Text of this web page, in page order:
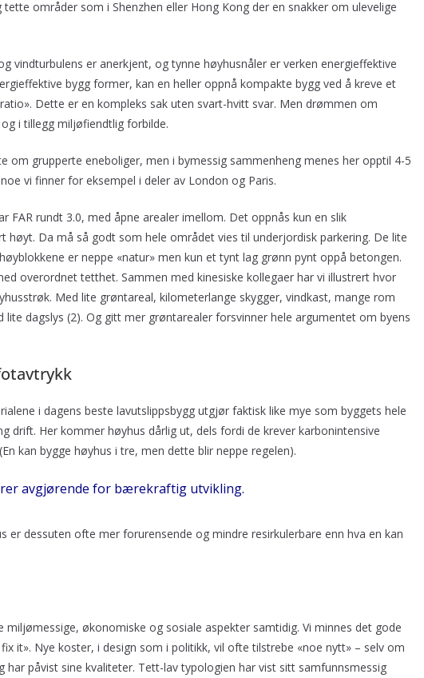
områder som i Shenzhen eller Hong Kong der en snakker om ulevelige
vindturbulens er anerkjent, og tynne høyhusnåler er verken energieffektive
bygg former, kan en heller oppnå kompakte bygg ved å kreve et
Dette er en kompleks sak uten svart-hvitt svar. Men drømmen om
i tillegg miljøfiendtlig forbilde.
om grupperte eneboliger, men i bymessig sammenheng menes her opptil 4-5
vi finner for eksempel i deler av London og Paris.
FAR rundt 3.0, med åpne arealer imellom. Det oppnås kun en slik
Da må så godt som hele området vies til underjordisk parkering. De lite
er neppe «natur» men kun et tynt lag grønn pynt oppå betongen.
overordnet tetthet. Sammen med kinesiske kollegaer har vi illustrert hvor
Med lite grøntareal, kilometerlange skygger, vindkast, mange rom
lite dagslys (2). Og gitt mer grøntarealer forsvinner hele argumentet om byens
i dagens beste lavutslippsbygg utgjør faktisk like mye som byggets hele
drift. Her kommer høyhus dårlig ut, dels fordi de krever karbonintensive
kan bygge høyhus i tre, men dette blir neppe regelen).
avgjørende for bærekraftig utvikling.
er dessuten ofte mer forurensende og mindre resirkulerbare enn hva en kan
økonomiske og sosiale aspekter samtidig. Vi minnes det gode
fix it». Nye koster, i design som i politikk, vil ofte tilstrebe «noe nytt» – selv om
påvist sine kvaliteter. Tett-lav typologien har vist sitt samfunnsmessig